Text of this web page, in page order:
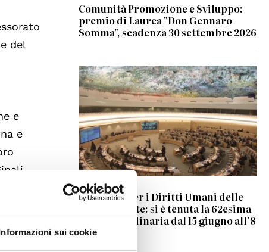
sui cookie
del
e
e
e
Comunità Promozione e Sviluppo:
premio di Laurea "Don Gennaro
Somma", scadenza 30 settembre 2026
© UN Photo/Jess Hoffman
Consiglio per i Diritti Umani delle
Nazioni Unite: si è tenuta la 62esima
sessione ordinaria dal 15 giugno all’8
luglio 2026